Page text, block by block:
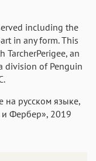
including the
in any form. This
an
division of Penguin
на русском языке,
Фербер», 2019